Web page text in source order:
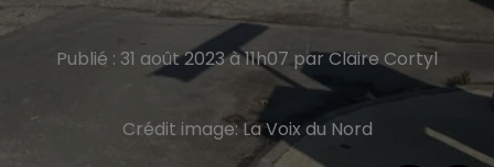
Publié : 31 août 2023 à 11h07 par Claire Cortyl
Crédit image:La Voix du Nord